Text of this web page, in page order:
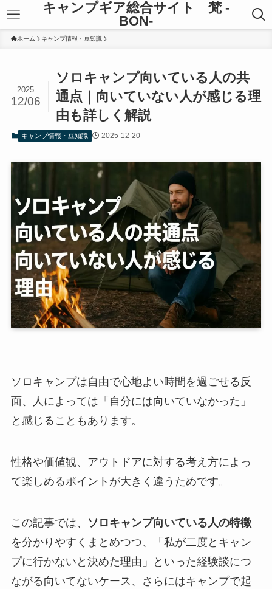
キャンプギア総合サイト 梵 -
BON-
ホーム キャンプ情報・豆知識
ソロキャンプ向いている人の共
通点｜向いていない人が感じる理
由も詳しく解説
2025
12/06
キャンプ情報・豆知識 2025-12-20
ソロキャンプは自由で心地よい時間を過ごせる反
面、人によっては「自分には向いていなかった」
と感じることもあります。
性格や価値観、アウトドアに対する考え方によっ
て楽しめるポイントが大きく違うためです。
この記事では、
ソロキャンプ向いている人の特徴
を分かりやすくまとめつつ、「私が二度とキャン
プに行かないと決めた理由」といった経験談につ
ながる向いてないケース、さらにはキャンプで起